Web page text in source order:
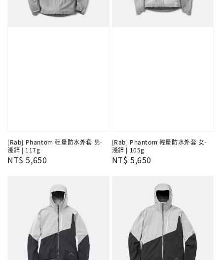
[Rab] Phantom 輕量防水外套 男-
淺鋅 | 117g
Regular
NT$ 5,650
[Rab] Phantom 輕量防水外套 女-
淺鋅 | 105g
Regular
NT$ 5,650